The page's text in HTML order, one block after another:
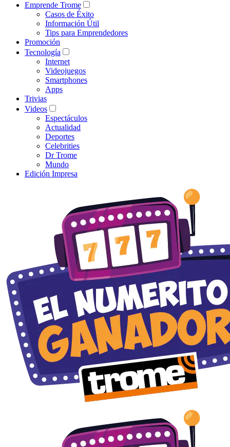
Emprende Trome
Casos de Éxito
Información Útil
Tips para Emprendedores
Promoción
Tecnología
Internet
Videojuegos
Smartphones
Apps
Trivias
Videos
Espectáculos
Actualidad
Deportes
Celebrities
Dr Trome
Mundo
Edición Impresa